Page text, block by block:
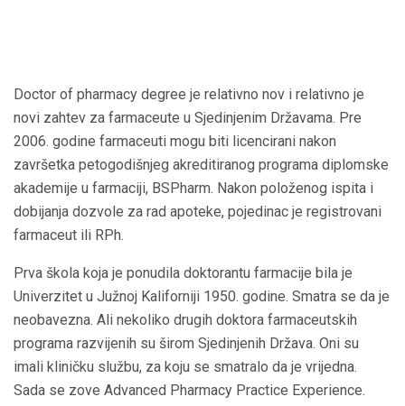
Doctor of pharmacy degree je relativno nov i relativno je
novi zahtev za farmaceute u Sjedinjenim Državama. Pre
2006. godine farmaceuti mogu biti licencirani nakon
završetka petogodišnjeg akreditiranog programa diplomske
akademije u farmaciji, BSPharm. Nakon položenog ispita i
dobijanja dozvole za rad apoteke, pojedinac je registrovani
farmaceut ili RPh.
Prva škola koja je ponudila doktorantu farmacije bila je
Univerzitet u Južnoj Kaliforniji 1950. godine. Smatra se da je
neobavezna. Ali nekoliko drugih doktora farmaceutskih
programa razvijenih su širom Sjedinjenih Država. Oni su
imali kliničku službu, za koju se smatralo da je vrijedna.
Sada se zove Advanced Pharmacy Practice Experience.